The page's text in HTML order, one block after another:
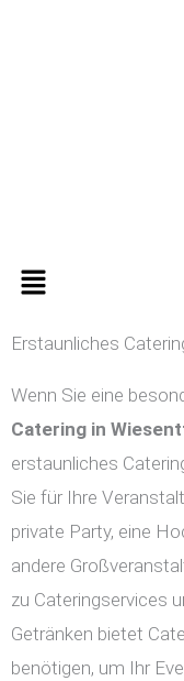
Menü
Erstaunliches
Wenn Sie eine
Catering in
erstaunliches
Sie für Ihre
private Party, eine
andere
zu Cateringservices
Getränken bietet
benötigen, um Ihr